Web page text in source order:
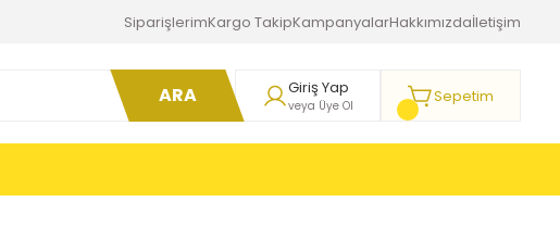
SiparişlerimKargo TakipKampanyalarHakkımızdaİletişim
ARA Giriş Yap
veya Üye Ol Sepetim